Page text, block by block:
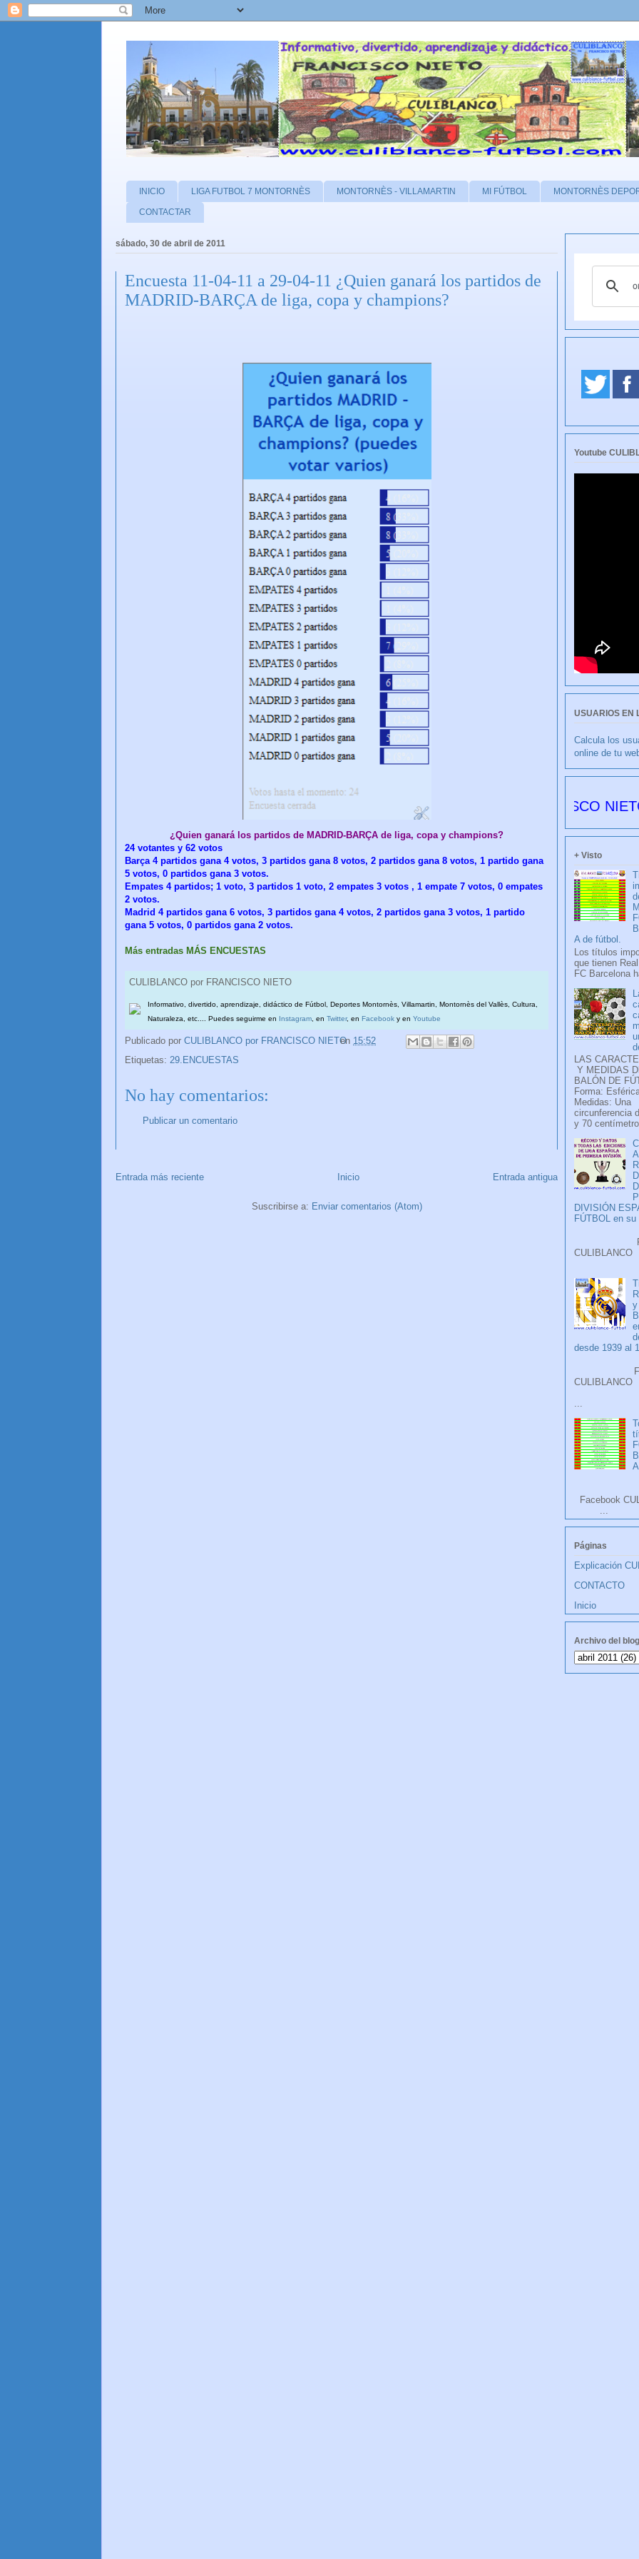
INICIO LIGA FUTBOL 7 MONTORNÈS MONTORNÈS - VILLAMARTIN MI FÚTBOL MONTORNÈS
CONTACTAR
sábado, 30 de abril de 2011
Encuesta 11-04-11 a 29-04-11 ¿Quien ganará los partidos de
MADRID-BARÇA de liga, copa y champions?
¿Quien ganará los partidos de MADRID-BARÇA de liga, copa y champions?
24 votantes y 62 votos
Barça 4 partidos gana 4 votos, 3 partidos gana 8 votos, 2 partidos gana 8 votos, 1 partido gana
5 votos, 0 partidos gana 3 votos.
Empates 4 partidos; 1 voto, 3 partidos 1 voto, 2 empates 3 votos , 1 empate 7 votos, 0 empates
2 votos.
Madrid 4 partidos gana 6 votos, 3 partidos gana 4 votos, 2 partidos gana 3 votos, 1 partido
gana 5 votos, 0 partidos gana 2 votos.
Más entradas MÁS ENCUESTAS
CULIBLANCO por FRANCISCO NIETO
Informativo, divertido, aprendizaje, didáctico de Fútbol, Deportes Montornès, Villamartin, Montornès del Vallès, Cultura,
Naturaleza, etc.... Puedes seguirme en
Instagram, en Twitter, en Facebook y en Youtube
Publicado por CULIBLANCO por FRANCISCO NIETO
en 15:52
Etiquetas: 29.ENCUESTAS
No hay comentarios:
Publicar un comentario
Entrada más reciente Entrada antigua
Inicio
Suscribirse a: Enviar comentarios (Atom)
Youtube
USUARIOS EN
Calcula los
online de tu
CULIBLANCO por FRANCISCO NIETO
+ Visto
A de fútbol.
Los títulos
que tienen
FC Barcelona
LAS
Y MEDIDAS
BALÓN DE
Forma:
Medidas: Una
circunferencia
y 70
DIVISIÓN
FÚTBOL en su
y
desde 1939 al
Facebook
...
Páginas
Explicación
CONTACTO
Inicio
Archivo del blog